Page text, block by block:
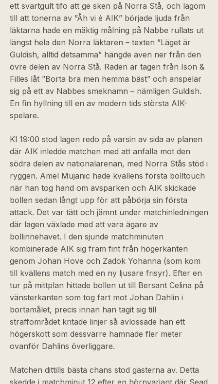
ett svartgult tifo att ge sken på Norra Stå, och lagom
till att tonerna av ”Åh vi é AIK” började ljuda från
läktarna hade en mäktig målning på Nabbe rullats ut
längst hela den Norra läktaren – texten ”Läget är
Guldish, alltid detsamma” hängde även ner från den
övre delen av Norra Stå. Raden är tagen från Ison &
Filles låt ”Borta bra men hemma bäst” och anspelar
sig på ett av Nabbes smeknamn – nämligen Guldish.
En fin hyllning till en av modern tids största AIK-
spelare.
Kl 19:00 stod lagen redo på varsin av sida av planen
där AIK inledde matchen med att anfalla mot den
södra delen av nationalarenan, med Norra Stås stöd i
ryggen. Amel Mujanic hade kvällens första bolltouch
när han tog hand om avsparken och AIK skickade
bollen sedan långt upp för att påbörja sin första
attack. Det var tätt och jämnt under matchinledningen
där lagen växlade med att vara ägare av
bollinnehavet. I den sjunde matchminuten
kombinerade AIK sig fram fint från högerkanten
genom Johan Hove och Zadok Yohanna (som kom
till kvällens match med en ny ljusare frisyr). Efter en
tur på mittplan hittade bollen ut till Bersant Celina på
vänsterkanten som tog fart mot Johan Dahlin i
bortamålet, precis innan han tagit sig till
straffområdet kritade linjer så avlossade han ett
högerskott som dessvärre hamnade fler meter
ovanför Dahlins överliggare.
Matchen dittills bästa chans stod gästerna av. Detta
skedde i matchminut 12 efter en hörnvariant där Sead